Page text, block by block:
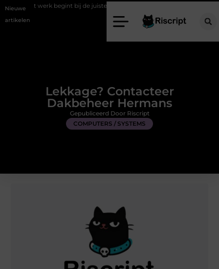
Nieuwe
artikelen
bij de juiste stretch werkbroek
Lekkage? Contacteer
Dakbeheer Hermans
COMPUTERS / SYSTEMS
Gepubliceerd Door Riscript